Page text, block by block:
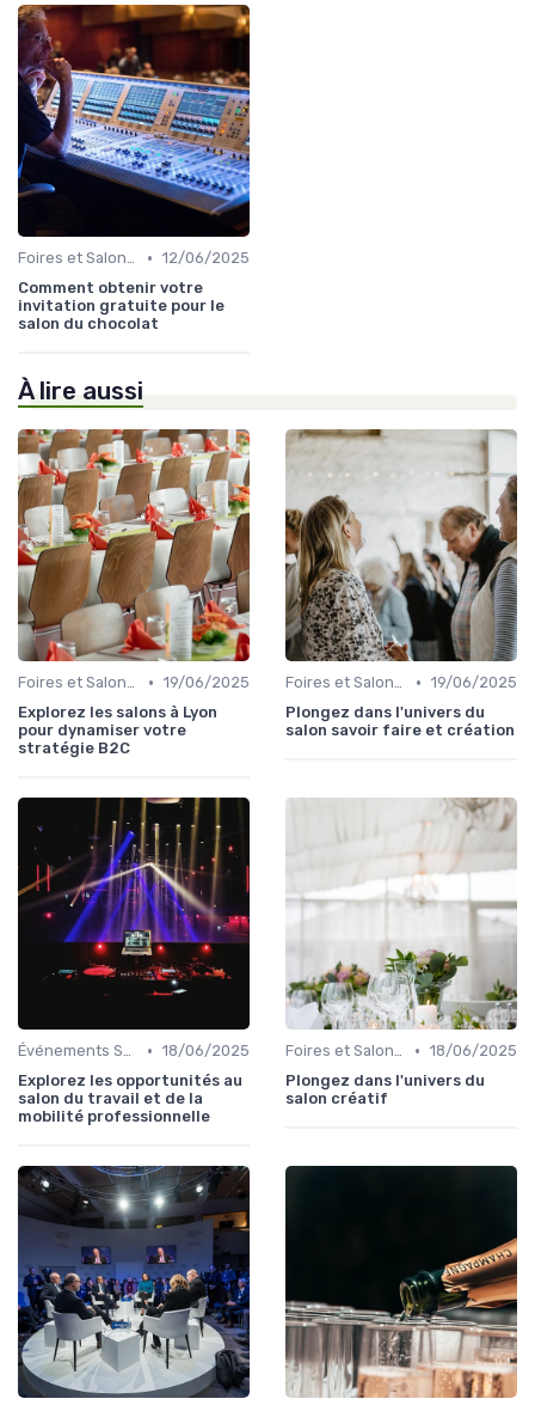
Foires et Salons Grand Public • 12/06/2025
Comment obtenir votre
invitation gratuite pour le
salon du chocolat
À lire aussi
Foires et Salons Grand Public • 19/06/2025
Explorez les salons à Lyon
pour dynamiser votre
stratégie B2C
Foires et Salons Grand Public • 19/06/2025
Plongez dans l'univers du
salon savoir faire et création
Événements Sportifs et Compétitions • 18/06/2025
Explorez les opportunités au
salon du travail et de la
mobilité professionnelle
Foires et Salons Grand Public • 18/06/2025
Plongez dans l'univers du
salon créatif